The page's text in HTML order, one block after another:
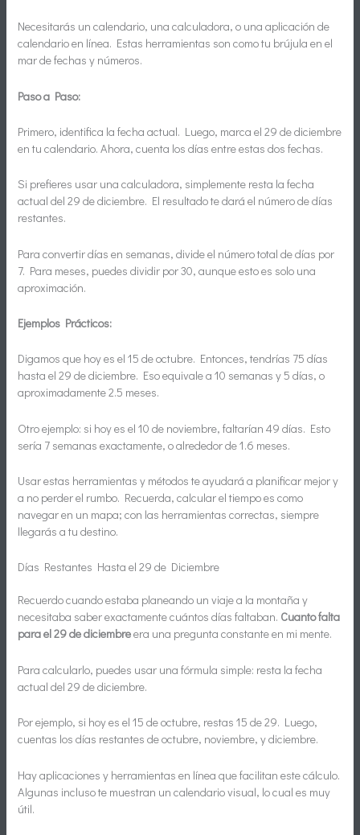
Necesitarás un calendario, una calculadora, o una aplicación de
calendario en línea. Estas herramientas son como tu brújula en el
mar de fechas y números.
Paso a Paso:
Primero, identifica la fecha actual. Luego, marca el 29 de diciembre
en tu calendario. Ahora, cuenta los días entre estas dos fechas.
Si prefieres usar una calculadora, simplemente resta la fecha
actual del 29 de diciembre. El resultado te dará el número de días
restantes.
Para convertir días en semanas, divide el número total de días por
7. Para meses, puedes dividir por 30, aunque esto es solo una
aproximación.
Ejemplos Prácticos:
Digamos que hoy es el 15 de octubre. Entonces, tendrías 75 días
hasta el 29 de diciembre. Eso equivale a 10 semanas y 5 días, o
aproximadamente 2.5 meses.
Otro ejemplo: si hoy es el 10 de noviembre, faltarían 49 días. Esto
sería 7 semanas exactamente, o alrededor de 1.6 meses.
Usar estas herramientas y métodos te ayudará a planificar mejor y
a no perder el rumbo. Recuerda, calcular el tiempo es como
navegar en un mapa; con las herramientas correctas, siempre
llegarás a tu destino.
Días Restantes Hasta el 29 de Diciembre
Recuerdo cuando estaba planeando un viaje a la montaña y
necesitaba saber exactamente cuántos días faltaban. Cuanto falta
para el 29 de diciembreera una pregunta constante en mi mente.
Para calcularlo, puedes usar una fórmula simple: resta la fecha
actual del 29 de diciembre.
Por ejemplo, si hoy es el 15 de octubre, restas 15 de 29. Luego,
cuentas los días restantes de octubre, noviembre, y diciembre.
Hay aplicaciones y herramientas en línea que facilitan este cálculo.
Algunas incluso te muestran un calendario visual, lo cual es muy
útil.